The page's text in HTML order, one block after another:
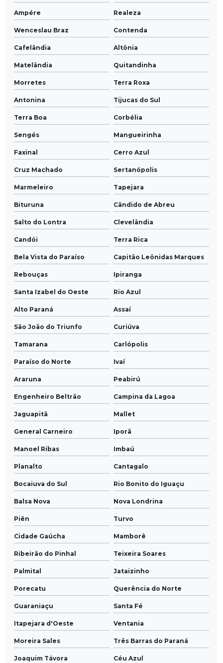
Ampére Realeza
Wenceslau Braz Contenda
Cafelândia Altônia
Matelândia Quitandinha
Morretes Terra Roxa
Antonina Tijucas do Sul
Terra Boa Corbélia
Sengés Mangueirinha
Faxinal Cerro Azul
Cruz Machado Sertanópolis
Marmeleiro Tapejara
Bituruna Cândido de Abreu
Salto do Lontra Clevelândia
Candói Terra Rica
Bela Vista do Paraíso Capitão Leônidas Marques
Rebouças Ipiranga
Santa Izabel do Oeste Rio Azul
Alto Paraná Assaí
São João do Triunfo Curiúva
Tamarana Carlópolis
Paraíso do Norte Ivaí
Araruna Peabirú
Engenheiro Beltrão Campina da Lagoa
Jaguapitã Mallet
General Carneiro Iporã
Manoel Ribas Imbaú
Planalto Cantagalo
Bocaiuva do Sul Rio Bonito do Iguaçu
Balsa Nova Nova Londrina
Piên Turvo
Cidade Gaúcha Mamborê
Ribeirão do Pinhal Teixeira Soares
Palmital Jataizinho
Porecatu Querência do Norte
Guaraniaçu Santa Fé
Itapejara d'Oeste Ventania
Moreira Sales Três Barras do Paraná
Joaquim Távora Céu Azul